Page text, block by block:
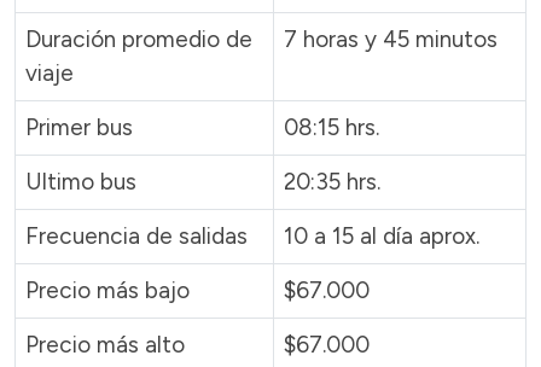
Duración promedio de
viaje
7 horas y 45 minutos
Primer bus
08:15 hrs.
Ultimo bus
20:35 hrs.
Frecuencia de salidas
10 a 15 al día aprox.
Precio más bajo
$67.000
Precio más alto
$67.000